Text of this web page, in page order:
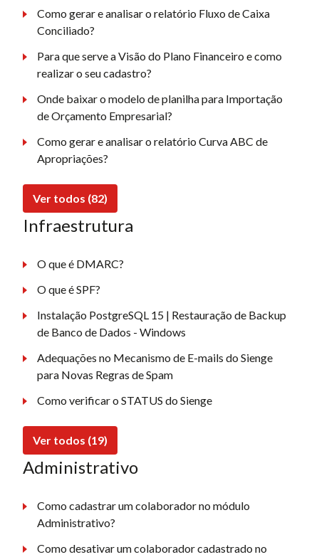
Como gerar e analisar o relatório Fluxo de Caixa
Conciliado?
Para que serve a Visão do Plano Financeiro e como
realizar o seu cadastro?
Onde baixar o modelo de planilha para Importação
de Orçamento Empresarial?
Como gerar e analisar o relatório Curva ABC de
Apropriações?
Ver todos (82)
Infraestrutura
O que é DMARC?
O que é SPF?
Instalação PostgreSQL 15 | Restauração de Backup
de Banco de Dados - Windows
Adequações no Mecanismo de E-mails do Sienge
para Novas Regras de Spam
Como verificar o STATUS do Sienge
Ver todos (19)
Administrativo
Como cadastrar um colaborador no módulo
Administrativo?
Como desativar um colaborador cadastrado no